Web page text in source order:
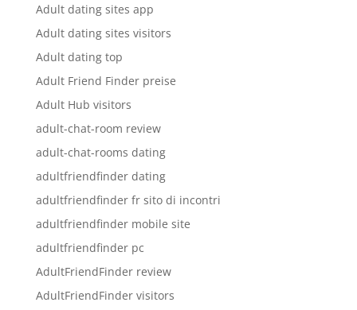
Adult dating sites app
Adult dating sites visitors
Adult dating top
Adult Friend Finder preise
Adult Hub visitors
adult-chat-room review
adult-chat-rooms dating
adultfriendfinder dating
adultfriendfinder fr sito di incontri
adultfriendfinder mobile site
adultfriendfinder pc
AdultFriendFinder review
AdultFriendFinder visitors